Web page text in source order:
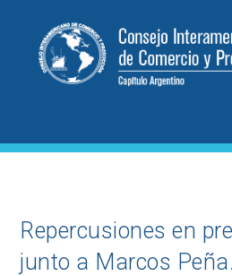
contenido
Repercusiones en
junto a Marcos Peña.